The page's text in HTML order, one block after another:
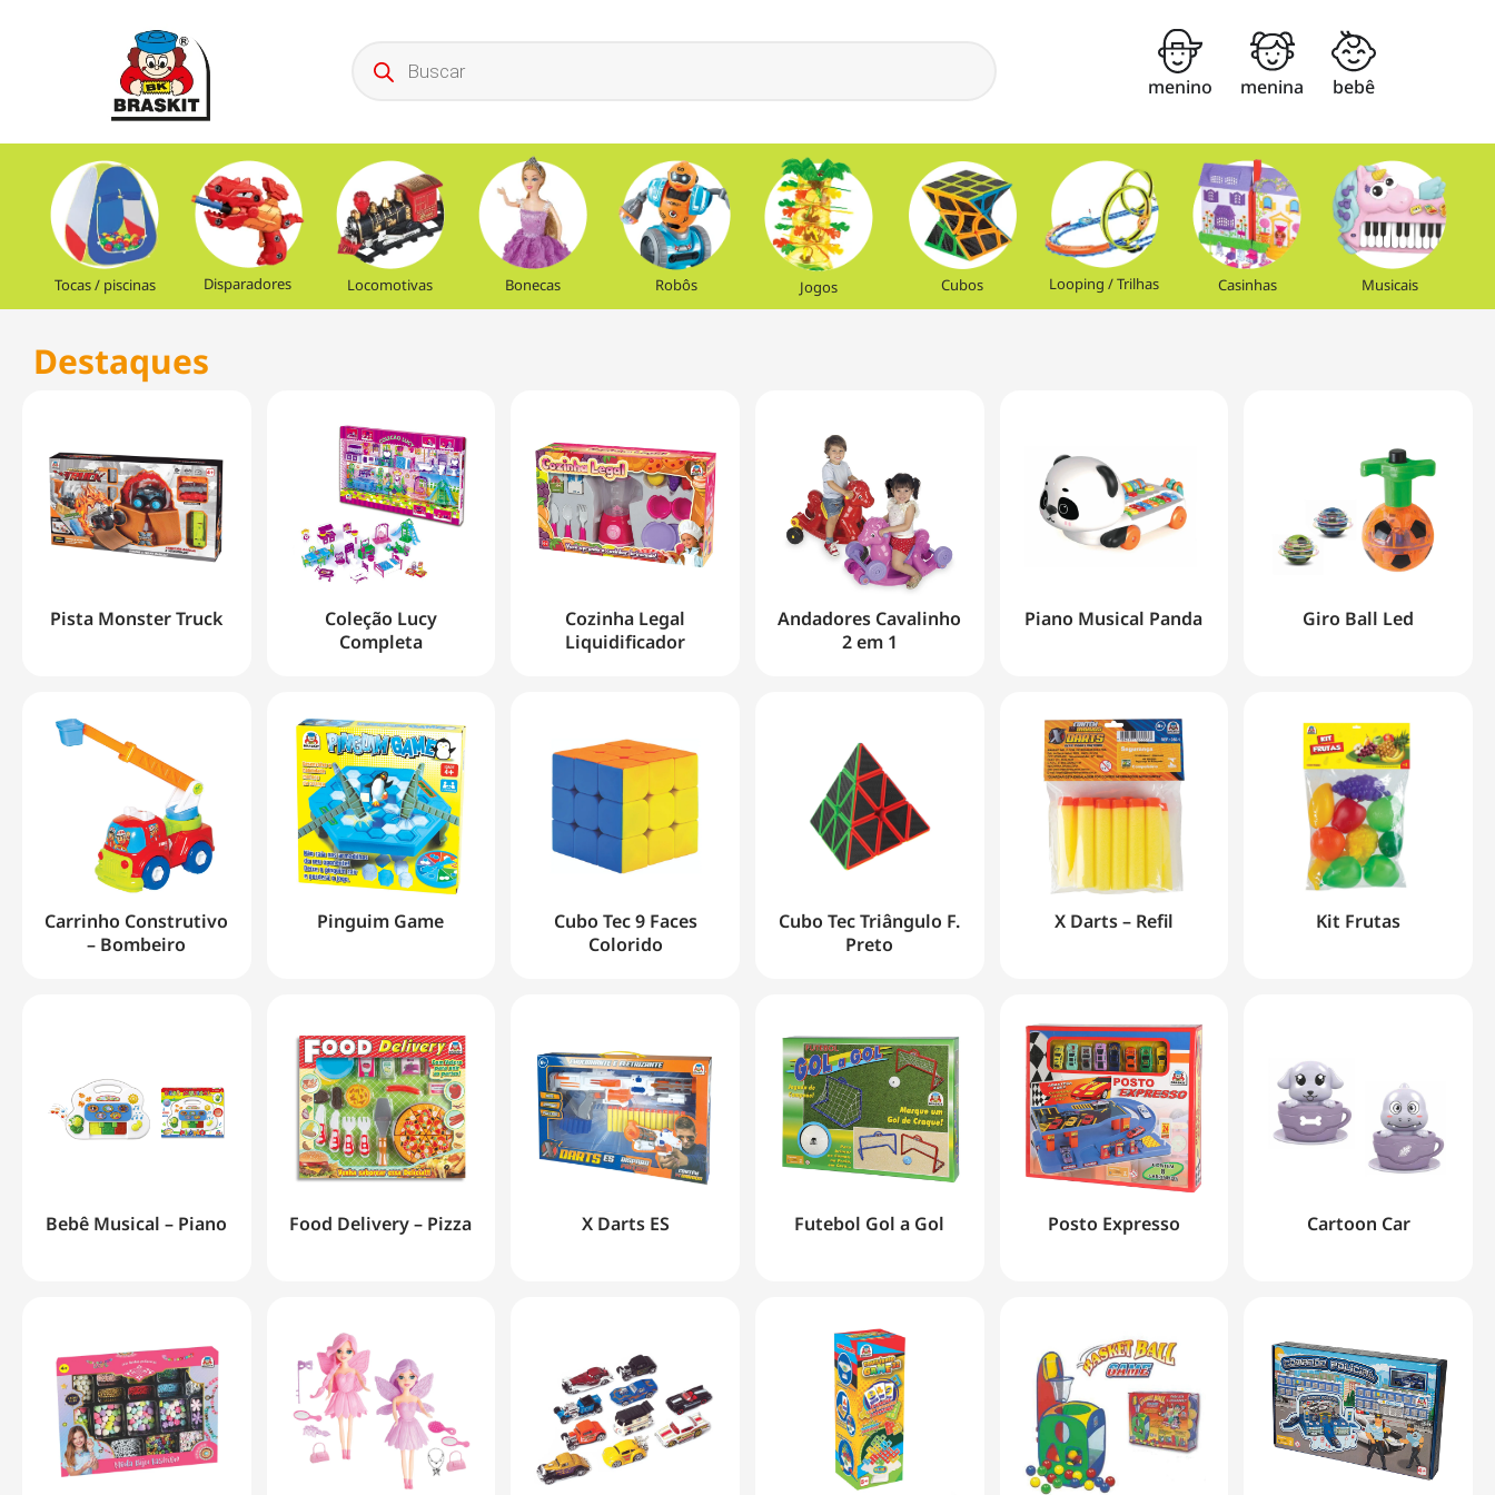
menino menina bebê
Tocas / piscinas Disparadores Locomotivas Bonecas Robôs Jogos Cubos Looping / Trilhas Casinhas Musicais
Destaques
Pista Monster Truck
Coleção Lucy
Completa
Cozinha Legal
Liquidificador
Andadores Cavalinho
2 em 1
Piano Musical Panda Giro Ball Led
Carrinho Construtivo
– Bombeiro
Pinguim Game
Cubo Tec 9 Faces
Colorido
Cubo Tec Triângulo F.
Preto
X Darts – Refil Kit Frutas
Bebê Musical – Piano Food Delivery – Pizza X Darts ES Futebol Gol a Gol Posto Expresso Cartoon Car